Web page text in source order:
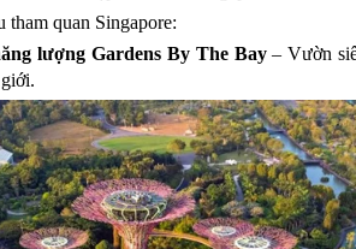
khẩu nhập cảnh vào Singapore.
tham quan Singapore:
lượng Gardens By The Bay